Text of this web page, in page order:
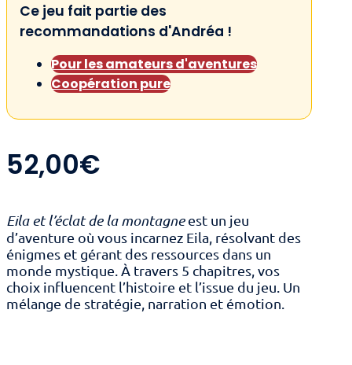
Ce jeu fait partie des
recommandations d'Andréa !
Pour les amateurs d'aventures
Coopération pure
52,00€
Eila et l’éclat de la montagneest un jeu
d’aventure où vous incarnez Eila, résolvant des
énigmes et gérant des ressources dans un
monde mystique. À travers 5 chapitres, vos
choix influencent l’histoire et l’issue du jeu. Un
mélange de stratégie, narration et émotion.